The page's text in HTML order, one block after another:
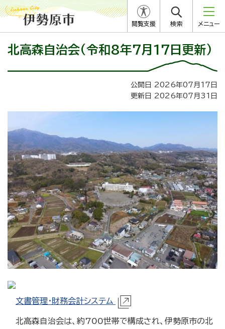
閲覧支援 検索 メニュー
北高森自治会(令和8年7月17日更新)
公開日 2026年07月17日
更新日 2026年07月31日
文書管理・財務会計システム
北高森自治会は、約700世帯で構成され、伊勢原市の北